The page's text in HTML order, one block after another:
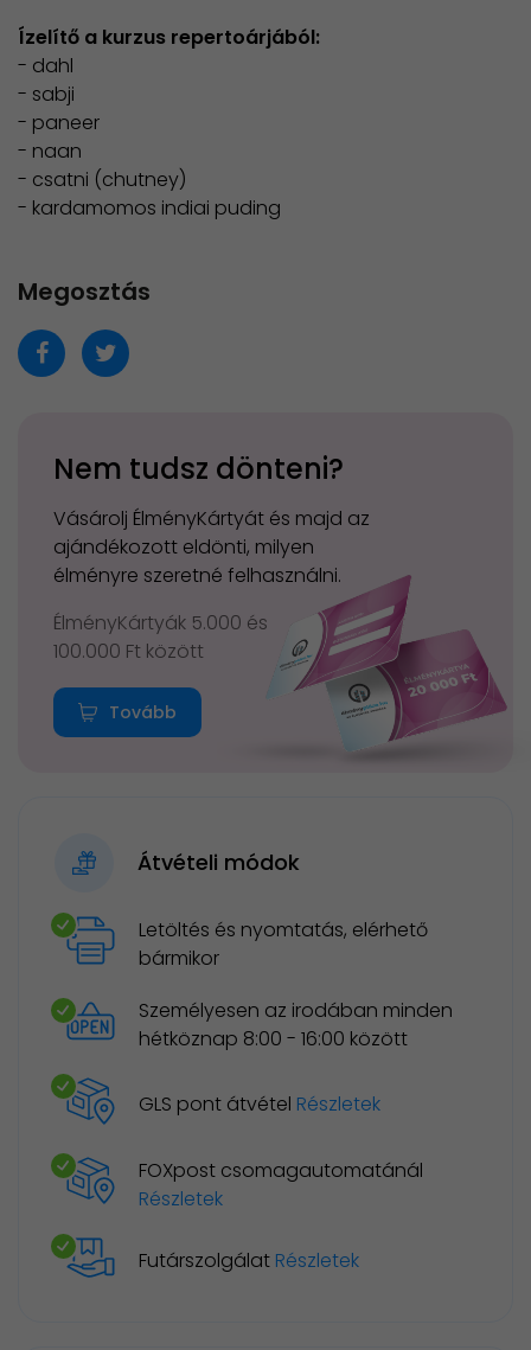
Ízelítő a kurzus repertoárjából:
- dahl
- sabji
- paneer
- naan
- csatni (chutney)
​- kardamomos indiai puding
Megosztás
Nem tudsz dönteni?
Vásárolj ÉlményKártyát és majd az
ajándékozott eldönti, milyen
élményre szeretné felhasználni.
ÉlményKártyák 5.000 és
100.000 Ft között
Tovább
Átvételi módok
Letöltés és nyomtatás, elérhető
bármikor
Személyesen az irodában minden
hétköznap 8:00 - 16:00 között
GLS pont átvétel Részletek
FOXpost csomagautomatánál
Részletek
Futárszolgálat Részletek